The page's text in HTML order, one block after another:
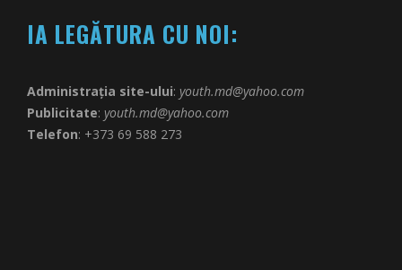
IA LEGĂTURA CU NOI:
Administrația site-ului: youth.md@yahoo.com
Publicitate: youth.md@yahoo.com
Telefon: +373 69 588 273